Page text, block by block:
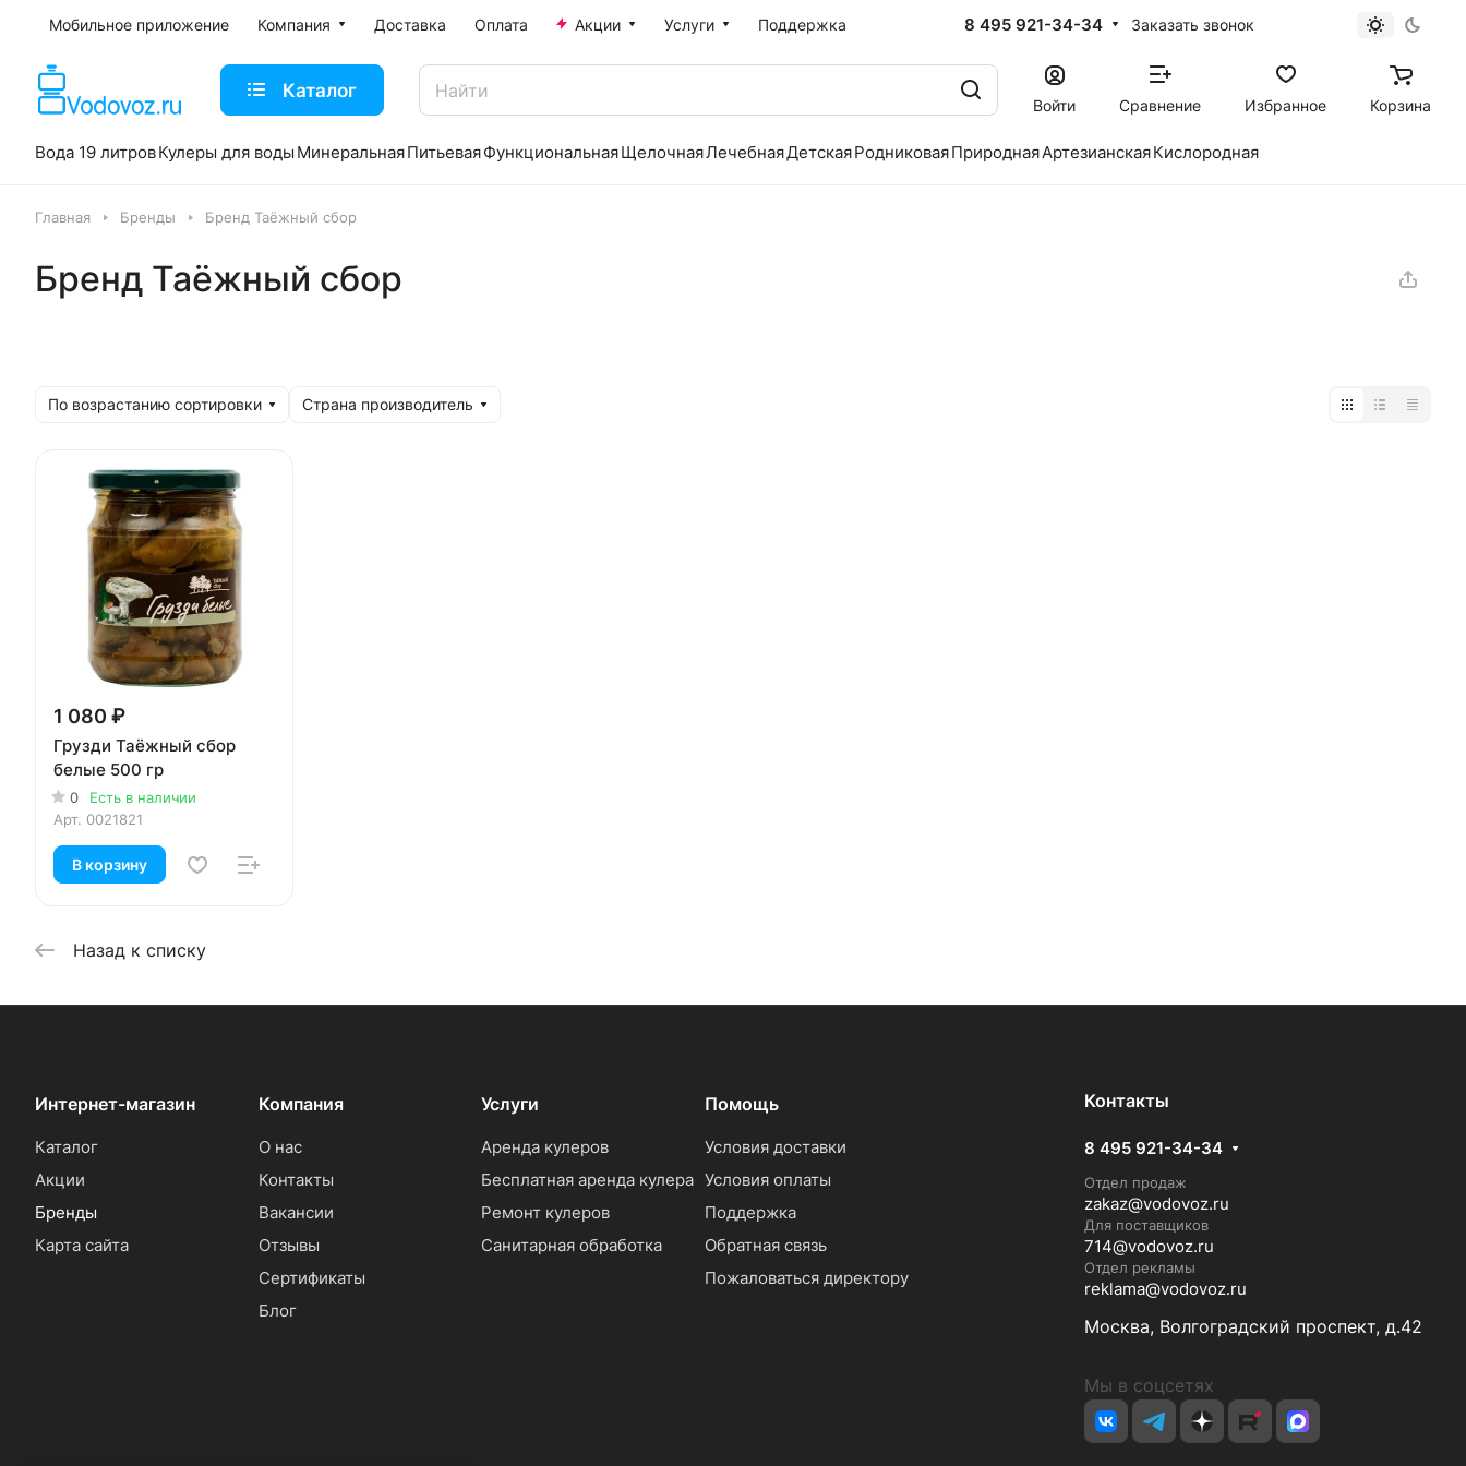
Мобильное приложение Компания Доставка Оплата Акции Услуги Поддержка 8 495 921-34-34 Заказать звонок
Каталог
Войти Сравнение Избранное Корзина
Вода 19 литровКулеры для воды МинеральнаяПитьеваяФункциональнаяЩелочнаяЛечебнаяДетскаяРодниковаяПрироднаяАртезианскаяКислородная
Главная Бренды Бренд Таёжный сбор
Бренд Таёжный сбор
По возрастанию сортировки Страна производитель
1 080 ₽
Грузди Таёжный сбор
белые 500 гр
0
Есть в наличии
Арт. 0021821
В корзину
Назад к списку
Интернет-магазин
Каталог
Акции
Бренды
Карта сайта
Компания
О нас
Контакты
Вакансии
Отзывы
Сертификаты
Блог
Услуги
Аренда кулеров
Бесплатная аренда кулера
Ремонт кулеров
Санитарная обработка
Помощь
Условия доставки
Условия оплаты
Поддержка
Обратная связь
Пожаловаться директору
Контакты
8 495 921-34-34
Отдел продаж
zakaz@vodovoz.ru
Для поставщиков
714@vodovoz.ru
Отдел рекламы
reklama@vodovoz.ru
Москва, Волгоградский проспект, д.42
Мы в соцсетях